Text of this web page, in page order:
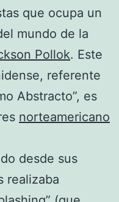
que ocupa un
mundo de la
Pollok. Este
referente
Abstracto”, es
norteamericano
desde sus
realizaba